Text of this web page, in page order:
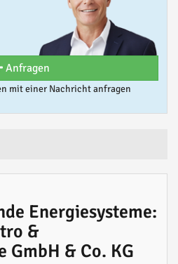
Anfragen
mit einer Nachricht anfragen
Energiesysteme:
&
GmbH & Co. KG